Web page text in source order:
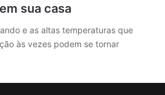
sua casa
e as altas temperaturas que
às vezes podem se tornar